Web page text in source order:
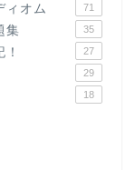
ィオム 71
集 35
27
29
18